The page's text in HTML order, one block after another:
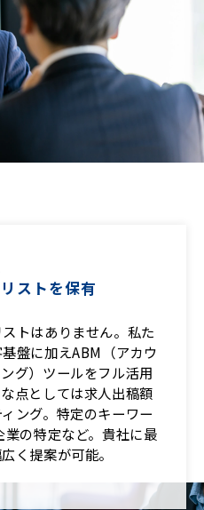
ストを保有
トはありません。私た
盤に加えABM（アカウ
グ）ツールをフル活用
点としては求人出稿額
ング。特定のキーワー
の特定など。貴社に最
く提案が可能。